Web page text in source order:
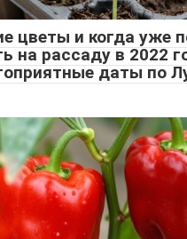
цветы и когда уже
на рассаду в 2022
даты по